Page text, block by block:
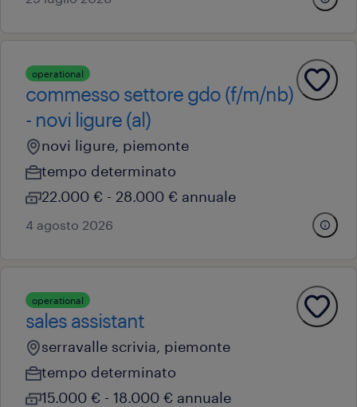
operational
commesso settore gdo (f/m/nb)
- novi ligure (al)
novi ligure, piemonte
tempo determinato
22.000 € - 28.000 € annuale
4 agosto 2026
operational
sales assistant
serravalle scrivia, piemonte
tempo determinato
15.000 € - 18.000 € annuale